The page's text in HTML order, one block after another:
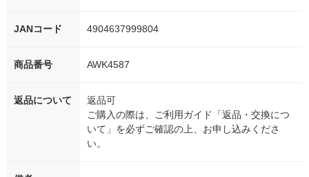
JANコード 4904637999804
商品番号 AWK4587
返品について
返品可
ご購入の際は、ご利用ガイド「返品・交換につ
いて」を必ずご確認の上、お申し込みくださ
い。